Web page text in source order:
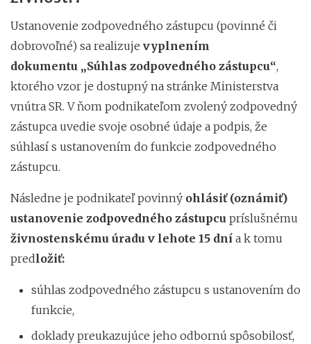
Ustanovenie zodpovedného zástupcu (povinné či
dobrovoľné) sa realizuje vyplnením
dokumentu „Súhlas zodpovedného zástupcu“,
ktorého vzor je dostupný na stránke Ministerstva
vnútra SR. V ňom podnikateľom zvolený zodpovedný
zástupca uvedie svoje osobné údaje a podpis, že
súhlasí s ustanovením do funkcie zodpovedného
zástupcu.
Následne je podnikateľ povinný ohlásiť (oznámiť)
ustanovenie zodpovedného zástupcu príslušnému
živnostenskému úradu v lehote 15 dní a k tomu
predložiť:
súhlas zodpovedného zástupcu s ustanovením do
funkcie,
doklady preukazujúce jeho odbornú spôsobilosť,